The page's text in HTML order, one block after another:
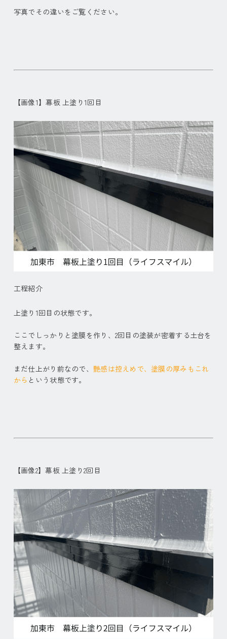
写真でその違いをご覧ください。
【画像1】幕板 上塗り1回目
工程紹介
上塗り1回目の状態です。
ここでしっかりと塗膜を作り、2回目の塗装が密着する土台を
整えます。
まだ仕上がり前なので、 艶感は控えめで、塗膜の厚みもこれ
から という状態です。
【画像2】幕板 上塗り2回目